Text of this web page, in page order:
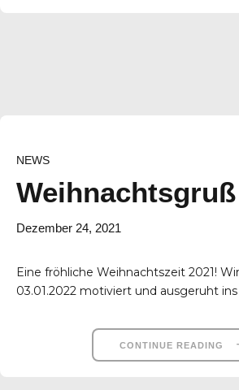
NEWS
Weihnachtsgruß
Dezember 24, 2021
Eine fröhliche Weihnachtszeit 2021!
03.01.2022 motiviert und ausgeruht ins
CONTINUE READING